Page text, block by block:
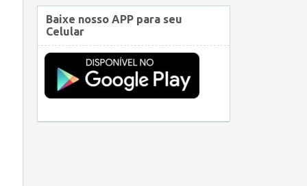
Baixe nosso APP para seu
Celular